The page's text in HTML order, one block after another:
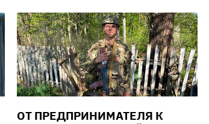
ОТ ПРЕДПРИНИМАТЕЛЯ К